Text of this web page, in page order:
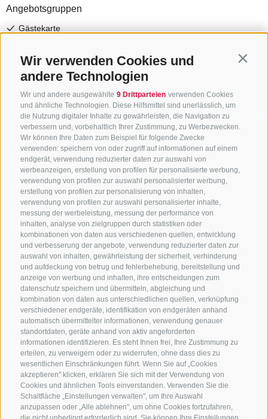
Wir verwenden Cookies und
andere Technologien
Wir und andere ausgewählte 9 Drittparteien verwenden Cookies
und ähnliche Technologien. Diese Hilfsmittel sind unerlässlich, um
die Nutzung digitaler Inhalte zu gewährleisten, die Navigation zu
verbessern und, vorbehaltlich Ihrer Zustimmung, zu Werbezwecken.
Wir können Ihre Daten zum Beispiel für folgende Zwecke
verwenden: speichern von oder zugriff auf informationen auf einem
endgerät, verwendung reduzierter daten zur auswahl von
werbeanzeigen, erstellung von profilen für personalisierte werbung,
verwendung von profilen zur auswahl personalisierter werbung,
erstellung von profilen zur personalisierung von inhalten,
verwendung von profilen zur auswahl personalisierter inhalte,
messung der werbeleistung, messung der performance von
inhalten, analyse von zielgruppen durch statistiken oder
kombinationen von daten aus verschiedenen quellen, entwicklung
und verbesserung der angebote, verwendung reduzierter daten zur
auswahl von inhalten, gewährleistung der sicherheit, verhinderung
und aufdeckung von betrug und fehlerbehebung, bereitstellung und
anzeige von werbung und inhalten, ihre entscheidungen zum
datenschutz speichern und übermitteln, abgleichung und
kombination von daten aus unterschiedlichen quellen, verknüpfung
verschiedener endgeräte, identifikation von endgeräten anhand
automatisch übermittelter informationen, verwendung genauer
standortdaten, geräte anhand von aktiv angeforderten
informationen identifizieren. Es steht Ihnen frei, Ihre Zustimmung zu
erteilen, zu verweigern oder zu widerrufen, ohne dass dies zu
wesentlichen Einschränkungen führt. Wenn Sie auf „Cookies
akzeptieren" klicken, erklären Sie sich mit der Verwendung von
Cookies und ähnlichen Tools einverstanden. Verwenden Sie die
Schaltfläche „Einstellungen verwalten", um Ihre Auswahl
anzupassen oder „Alle ablehnen", um ohne Cookies fortzufahren,
KONTAKTIERE UNS
+39 0472 765325/+39 0472 760608/+39 0472
632372
info@sterzing-ratschings.it
NEWSLETTER
Bleib am Laufenden